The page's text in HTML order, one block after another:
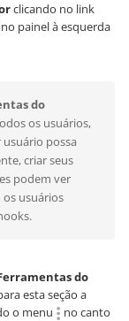
clicando no link
painel à esquerda
do
os usuários,
possa
criar seus
podem ver
usuários
do
esta seção a
o menu
no canto